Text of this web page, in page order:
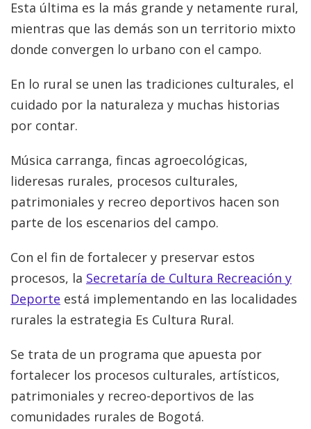
Esta última es la más grande y netamente rural,
mientras que las demás son un territorio mixto
donde convergen lo urbano con el campo.
En lo rural se unen las tradiciones culturales, el
cuidado por la naturaleza y muchas historias
por contar.
Música carranga, fincas agroecológicas,
lideresas rurales, procesos culturales,
patrimoniales y recreo deportivos hacen son
parte de los escenarios del campo.
Con el fin de fortalecer y preservar estos
procesos, la Secretaría de Cultura Recreación y
Deporte está implementando en las localidades
rurales la estrategia Es Cultura Rural.
Se trata de un programa que apuesta por
fortalecer los procesos culturales, artísticos,
patrimoniales y recreo-deportivos de las
comunidades rurales de Bogotá.